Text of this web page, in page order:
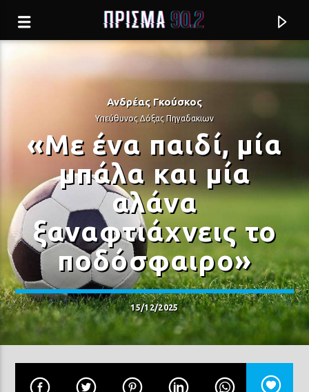
Current track
ΩΠΑ, ΕΙΠΑ, ΛΕΩ
ΑΛΚΗΣΤΙΣ ΠΡΩΤΟΨΑΛΤΗ
Ανδρέας Γκούσκος
Υπεύθυνος Δόξας Πηγαδακιων
«Με ένα παιδί, μία
μπάλα και μία
αλάνα
ξαναφτιάχνεις το
ποδόσφαιρο»
15/12/2025